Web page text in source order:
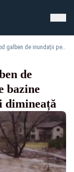
Alertă hidrologică. Cod galben de inundații pe râurile din zece bazine hidrografice, până miercuri dimineață
de
bazine
dimineață